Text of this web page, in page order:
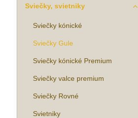
Sviečky, svietniky
Sviečky kónické
Sviečky Gule
Sviečky kónické Premium
Sviečky valce premium
Sviečky Rovné
Svietniky